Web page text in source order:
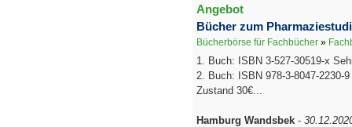
Angebot
Bücher zum
Bücherbörse für Fachbücher »
1. Buch: ISBN 3-527-30519-x
2. Buch: ISBN 978-3-8047-2230-
Zustand 30€...
Hamburg Wandsbek -